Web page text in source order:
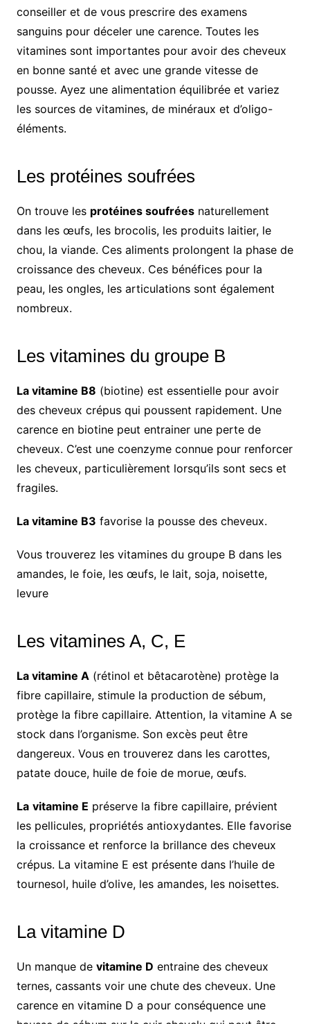
conseiller et de vous prescrire des examens
sanguins pour déceler une carence. Toutes les
vitamines sont importantes pour avoir des cheveux
en bonne santé et avec une grande vitesse de
pousse. Ayez une alimentation équilibrée et variez
les sources de vitamines, de minéraux et d’oligo-
éléments.
Les protéines soufrées
On trouve les protéines soufréesnaturellement
dans les œufs, les brocolis, les produits laitier, le
chou, la viande. Ces aliments prolongent la phase de
croissance des cheveux. Ces bénéfices pour la
peau, les ongles, les articulations sont également
nombreux.
Les vitamines du groupe B
La vitamine B8 (biotine) est essentielle pour avoir
des cheveux crépus qui poussent rapidement. Une
carence en biotine peut entrainer une perte de
cheveux. C’est une coenzyme connue pour renforcer
les cheveux, particulièrement lorsqu’ils sont secs et
fragiles.
La vitamine B3 favorise la pousse des cheveux.
Vous trouverez les vitamines du groupe B dans les
amandes, le foie, les œufs, le lait, soja, noisette,
levure
Les vitamines A, C, E
La vitamine A (rétinol et bêtacarotène) protège la
fibre capillaire, stimule la production de sébum,
protège la fibre capillaire. Attention, la vitamine A se
stock dans l’organisme. Son excès peut être
dangereux. Vous en trouverez dans les carottes,
patate douce, huile de foie de morue, œufs.
La vitamine E préserve la fibre capillaire, prévient
les pellicules, propriétés antioxydantes. Elle favorise
la croissance et renforce la brillance des cheveux
crépus. La vitamine E est présente dans l’huile de
tournesol, huile d’olive, les amandes, les noisettes.
La vitamine D
Un manque de vitamine D entraine des cheveux
ternes, cassants voir une chute des cheveux. Une
carence en vitamine D a pour conséquence une